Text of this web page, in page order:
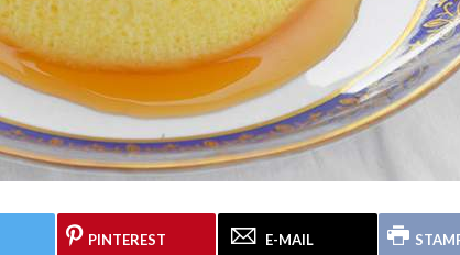
PINTEREST E-MAIL